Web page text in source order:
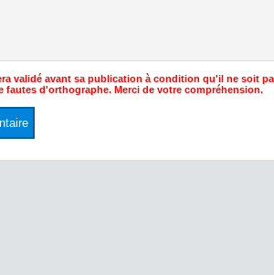
validé avant sa publication à condition qu'il ne soit
fautes d'orthographe. Merci de votre compréhension.